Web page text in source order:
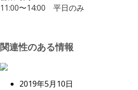
11:00〜14:00 平日のみ
関連性のある情報
2019年5月10日